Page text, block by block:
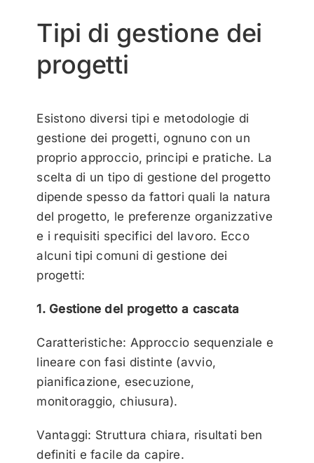
Tipi di gestione dei
progetti
Esistono diversi tipi e metodologie di
gestione dei progetti, ognuno con un
proprio approccio, principi e pratiche. La
scelta di un tipo di gestione del progetto
dipende spesso da fattori quali la natura
del progetto, le preferenze organizzative
e i requisiti specifici del lavoro. Ecco
alcuni tipi comuni di gestione dei
progetti:
1. Gestione del progetto a cascata
Caratteristiche: Approccio sequenziale e
lineare con fasi distinte (avvio,
pianificazione, esecuzione,
monitoraggio, chiusura).
Vantaggi: Struttura chiara, risultati ben
definiti e facile da capire.